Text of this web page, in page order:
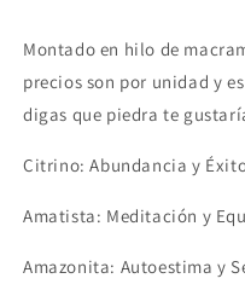
Montado en hilo de
precios son por unidad y
digas que piedra te
Citrino: Abundancia y
Amatista: Meditación y
Amazonita: Autoestima y